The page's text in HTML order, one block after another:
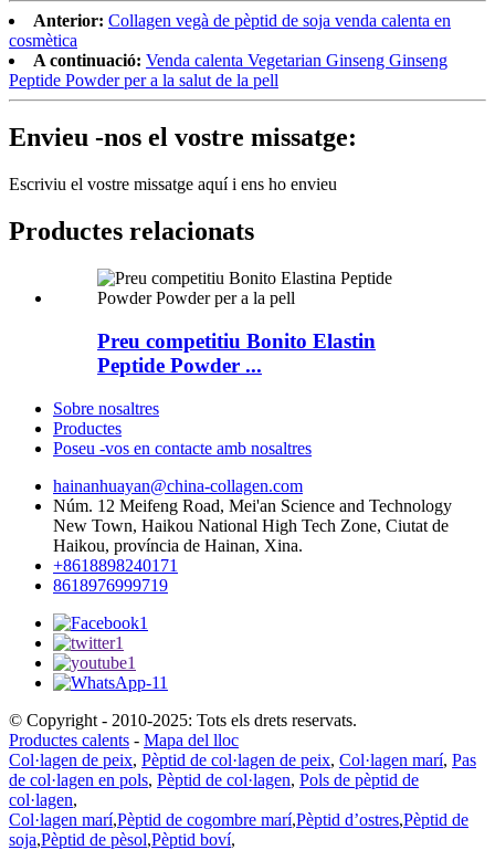
Anterior: Collagen vegà de pèptid de soja venda calenta en
cosmètica
A continuació: Venda calenta Vegetarian Ginseng Ginseng
Peptide Powder per a la salut de la pell
Envieu -nos el vostre missatge:
Escriviu el vostre missatge aquí i ens ho envieu
Productes relacionats
Preu competitiu Bonito Elastin
Peptide Powder ...
Sobre nosaltres
Productes
Poseu -vos en contacte amb nosaltres
hainanhuayan@china-collagen.com
Núm. 12 Meifeng Road, Mei'an Science and Technology
New Town, Haikou National High Tech Zone, Ciutat de
Haikou, província de Hainan, Xina.
+8618898240171
8618976999719
© Copyright - 2010-2025: Tots els drets reservats.
Productes calents - Mapa del lloc
Col·lagen de peix, Pèptid de col·lagen de peix, Col·lagen marí, Pas
de col·lagen en pols, Pèptid de col·lagen, Pols de pèptid de
col·lagen,
Col·lagen marí,Pèptid de cogombre marí,Pèptid d’ostres,Pèptid de
soja,Pèptid de pèsol,Pèptid boví,